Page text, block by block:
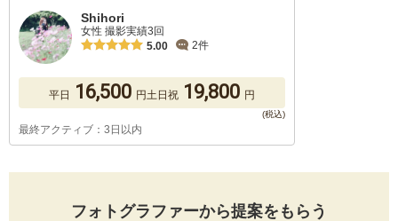
Shihori
女性 撮影実績3回
5.00
2件
平日 16,500 円土日祝 19,800 円
最終アクティブ：3日以内
フォトグラファーから提案をもらう